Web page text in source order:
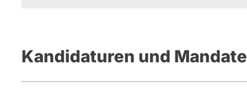
Kandidaturen und Mandate